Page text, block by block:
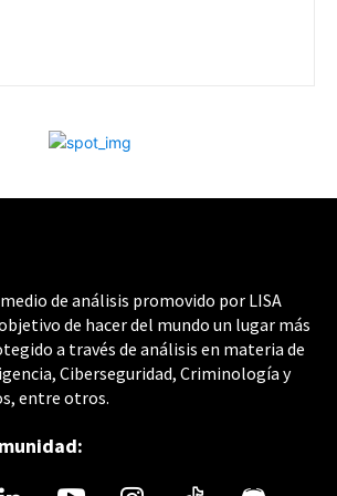
de análisis promovido por LISA
de hacer del mundo un lugar más
a través de análisis en materia de
Ciberseguridad, Criminología y
entre otros.